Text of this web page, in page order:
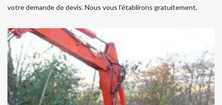
votre demande de devis. Nous vous l’établirons gratuitement.